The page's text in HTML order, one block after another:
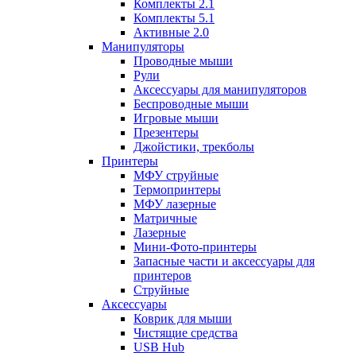
Комплекты 2.1
Комплекты 5.1
Активные 2.0
Манипуляторы
Проводные мыши
Рули
Аксессуары для манипуляторов
Беспроводные мыши
Игровые мыши
Презентеры
Джойстики, трекболы
Принтеры
МФУ струйные
Термопринтеры
МФУ лазерные
Матричные
Лазерные
Мини-Фото-принтеры
Запасные части и аксессуары для
принтеров
Струйные
Аксессуары
Коврик для мыши
Чистящие средства
USB Hub